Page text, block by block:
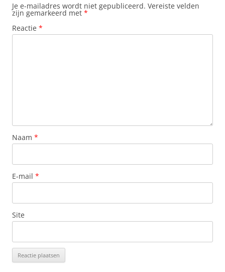
Je e-mailadres wordt niet gepubliceerd. Vereiste velden
zijn gemarkeerd met *
Reactie *
Naam *
E-mail *
Site